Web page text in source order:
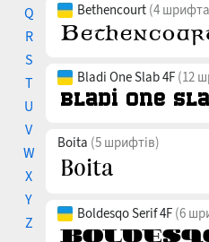
Q
R
S
T
U
V
W
X
Y
Z
Bethencourt (4
Bladi One Slab 4F (12
Boita (5 шрифтів)
Boldesqo Serif 4F (6